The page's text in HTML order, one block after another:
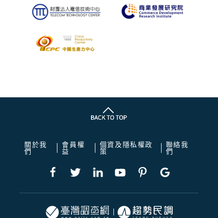
關於我
們
會員權
益
個資及隱私權政
策
聯絡我
們